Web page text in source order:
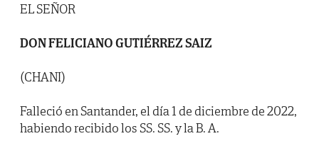
EL SEÑOR
DON FELICIANO GUTIÉRREZ SAIZ
(CHANI)
Falleció en Santander, el día 1 de diciembre de 2022,
habiendo recibido los SS. SS. y la B. A.